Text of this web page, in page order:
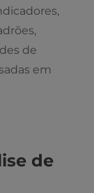
de
em
de